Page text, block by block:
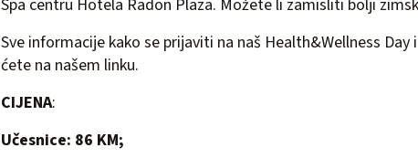
Spa centru Hotela Radon Plaza. Možete li zamisliti bolji
Sve informacije kako se prijaviti na naš Health&Wellness
ćete na našem linku.
CIJENA:
Učesnice: 86 KM;